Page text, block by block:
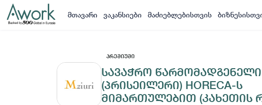
მთავარი ვაკანსიები მაძიებლებისთვის
ᲞᲠᲔᲛᲘᲣᲛᲘ
სავაჭრო წარმომადგენელი
(პრისეილერი) HORECA-ს
მიმართულებით (კახეთის